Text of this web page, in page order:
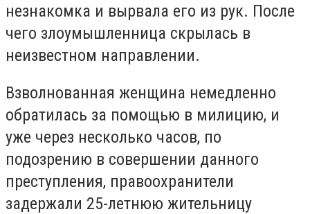
незнакомка и вырвала его из рук. После
чего злоумышленница скрылась в
неизвестном направлении.
Взволнованная женщина немедленно
обратилась за помощью в милицию, и
уже через несколько часов, по
подозрению в совершении данного
преступления, правоохранители
задержали 25-летнюю жительницу